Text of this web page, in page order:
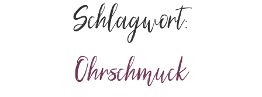
Schlagwort:
Ohrschmuck